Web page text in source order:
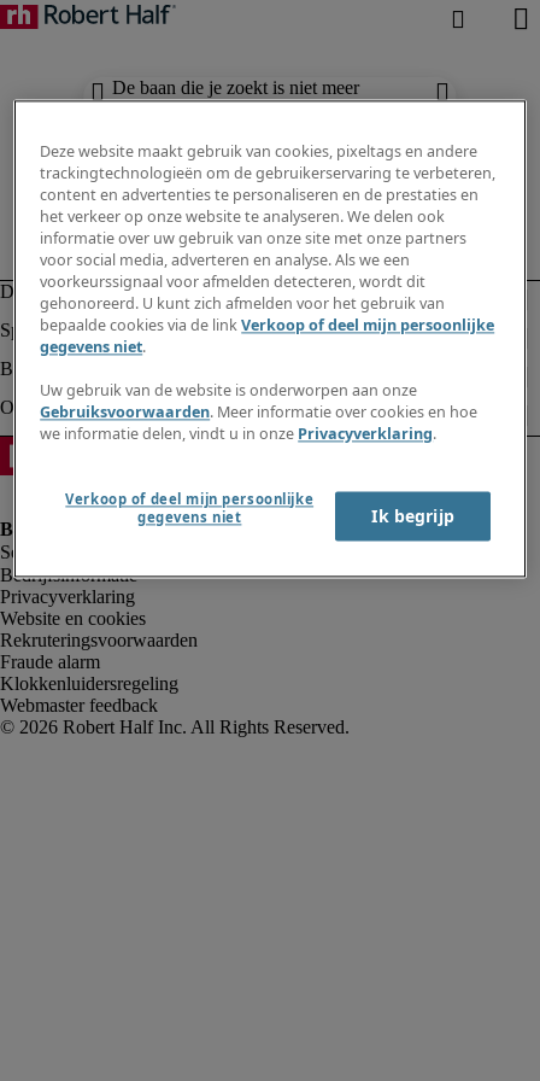
De baan die je zoekt is niet meer
beschikbaar. Zie vergelijkbare resultaten
Bedrijfsinformatie
Privacyverklaring
Website en cookies
Rekruteringsvoorwaarden
Fraude alarm
Klokkenluidersregeling
Webmaster feedback
Deze website maakt gebruik van cookies, pixeltags en andere
trackingtechnologieën om de gebruikerservaring te verbeteren,
content en advertenties te personaliseren en de prestaties en
het verkeer op onze website te analyseren. We delen ook
informatie over uw gebruik van onze site met onze partners
voor social media, adverteren en analyse. Als we een
voorkeurssignaal voor afmelden detecteren, wordt dit
gehonoreerd. U kunt zich afmelden voor het gebruik van
bepaalde cookies via de linkVerkoop of deel mijn persoonlijke
gegevens niet.
Uw gebruik van de website is onderworpen aan onze
Gebruiksvoorwaarden. Meer informatie over cookies en hoe
we informatie delen, vindt u in onze Privacyverklaring.
Verkoop of deel mijn persoonlijke
gegevens niet
Ik begrijp